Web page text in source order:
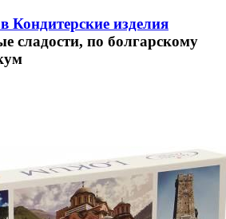
Кондитерские изделия
сладости, по болгарскому